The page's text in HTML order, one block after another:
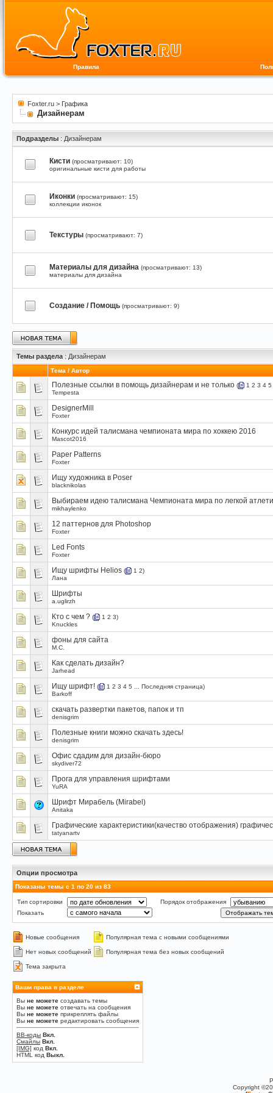
Правила
Foxter.ru > Графика
Дизайнерам
Подразделы : Дизайнерам
Кисти (просматривают: 10)
оригинальные кисти для работы
Иконки (просматривают: 15)
коллекции иконок
Текстуры (просматривают: 7)
Материалы для дизайна (просматривают: 13)
материалы для дизайна
Создание / Помощь (просматривают: 9)
Темы раздела : Дизайнерам
Тема / Автор
Полезные ссылки в помощь дизайнерам и не только ( 1 2 3 4 5
Tempesta
DesignerMill
Foxter
Конкурс идей талисмана чемпионата мира по хоккею 2016
Mascot2016
Paper Patterns
Foxter
Ищу художника в Poser
blacknikolas
Выбираем идею талисмана Чемпионата мира по легкой
mikhaylenko
12 паттернов для Photoshop
Foxter
Led Fonts
Foxter
Ищу шрифты Helios ( 1 2)
Лана
Шрифты
a.uglirzh
Кто с чем ? ( 1 2 3)
Knuckles
фоны для сайта
M.C.
Как сделать дизайн?
Jarhead
Ищу шрифт! ( 1 2 3 4 5 Последняя страница)
Barkoff
скачать развертки пакетов, папок и тп
denisgrim
Полезные книги можно скачать здесь!
denisgrim
Офис сдадим для дизайн-бюро
skydiver72
Прога для управления шрифтами
YuRA
Шрифт Мирабель (Mirabel)
Anitaka
Графические характеристики(качество отображения)
tatyanartv
Опции просмотра
Показаны темы с 1 по 20 из 83
Тип сортировки
Порядок отображения
Показать
Новые сообщения Популярная тема с новыми сообщениями
Нет новых сообщений Популярная тема без новых сообщений
Тема закрыта
Ваши права в разделе
Вы не можете создавать темы
Вы не можете отвечать на сообщения
Вы не можете прикреплять файлы
Вы не можете редактировать сообщения
BB-коды Вкл.
Смайлы Вкл.
[IMG] код Вкл.
HTML код Выкл.
Copyright